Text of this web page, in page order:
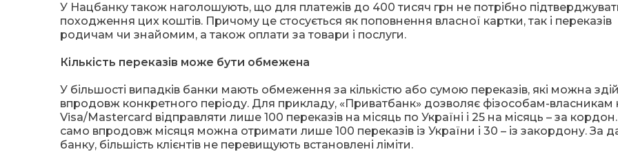
У Нацбанку також наголошують, що для платежів до 400 тисяч грн не потрібно
походження цих коштів. Причому це стосується як поповнення власної картки, так і переказів
родичам чи знайомим, а також оплати за товари і послуги.
Кількість переказів може бути обмежена
У більшості випадків банки мають обмеження за кількістю або сумою переказів, які можна
впродовж конкретного періоду. Для прикладу, «Приватбанк» дозволяє фізособам-власникам
Visa/Mastercard відправляти лише 100 переказів на місяць по Україні і 25 на місяць – за
само впродовж місяця можна отримати лише 100 переказів із України і 30 – із закордону. За
банку, більшість клієнтів не перевищують встановлені ліміти.